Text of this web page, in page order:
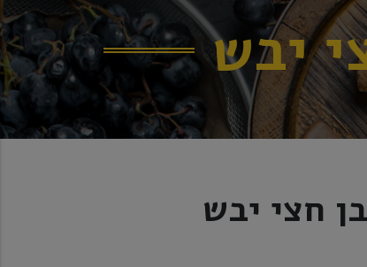
יבש
חצי יבש